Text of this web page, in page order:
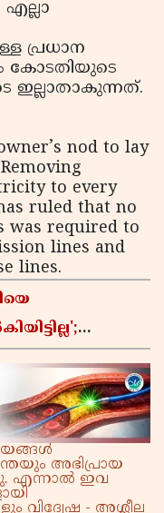
എല്ലാ
പ്രധാന
കോടതിയുടെ
ഇല്ലാതാകുന്നത്.
nod to lay
to every
ruled that no
was required to
lines and
lines.
അഭിപ്രായ
എന്നാൽ ഇവ
വിദ്വേഷ - അശ്ലീല